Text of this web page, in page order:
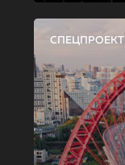
СПЕЦПРОЕКТ